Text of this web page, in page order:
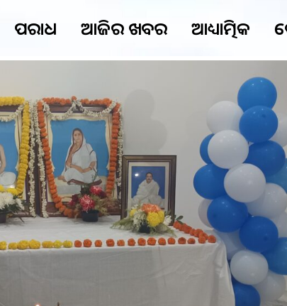
ଅପରାଧ ଆଜିର ଖବର ଆଧ୍ୟାତ୍ମିକ